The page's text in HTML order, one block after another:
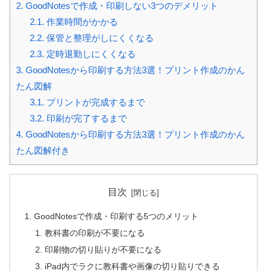
2. GoodNotesで作成・印刷しない3つのデメリット
2.1. 作業時間がかかる
2.2. 保管と整理がしにくくなる
2.3. 定時退勤しにくくなる
3. GoodNotesから印刷する方法3選！プリント作成のかん
たん図解
3.1. プリントが完成するまで
3.2. 印刷が完了するまで
4. GoodNotesから印刷する方法3選！プリント作成のかん
たん図解付き
目次
GoodNotesで作成・印刷する5つのメリット
教科書の印刷が不要になる
印刷物の切り貼りが不要になる
iPad内でラクに教科書や画像の切り貼りできる